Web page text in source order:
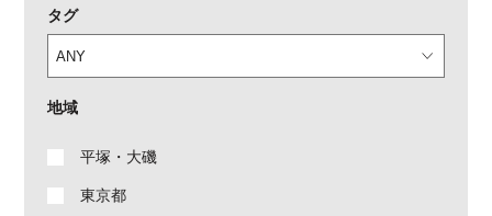
タグ
地域
平塚・大磯
東京都